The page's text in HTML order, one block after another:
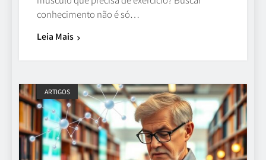
conhecimento não é só…
Leia Mais
ARTIGOS